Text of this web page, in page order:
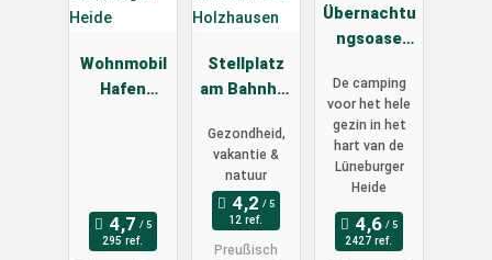
Wohnmobil
Hafen
295 ref.
Stellplatz
am Bahnhof
Holzhausen
Gezondheid,
vakantie &
natuur
12 ref.
Preußisch
Übernachtu
ngsoase
Camp
De camping
voor het hele
gezin in het
hart van de
Lüneburger
Heide
2427 ref.